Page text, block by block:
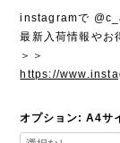
instagramで
最新入荷情報やお
＞＞
https://
オプション: A4サ